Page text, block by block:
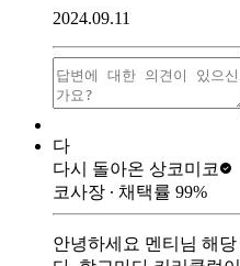
2024.09.11
다
다시 돌아온 상코미코
코사장 ∙ 채택률 99%
안녕하세요 멘티님 해